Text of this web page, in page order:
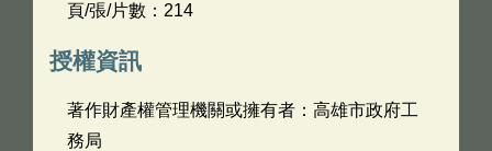
頁/張/片數：214
授權資訊
著作財產權管理機關或擁有者：高雄市政府工
務局